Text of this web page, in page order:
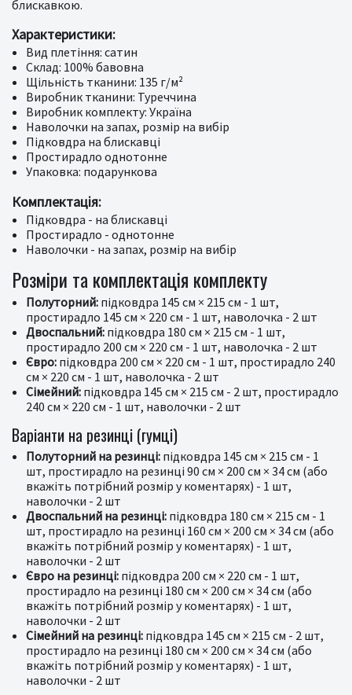
блискавкою.
Характеристики:
Вид плетіння: сатин
Склад: 100% бавовна
Щільність тканини: 135 г/м²
Виробник тканини: Туреччина
Виробник комплекту: Україна
Наволочки на запах, розмір на вибір
Підковдра на блискавці
Простирадло однотонне
Упаковка: подарункова
Комплектація:
Підковдра - на блискавці
Простирадло - однотонне
Наволочки - на запах, розмір на вибір
Розміри та комплектація комплекту
Полуторний: підковдра 145 см × 215 см - 1 шт,
простирадло 145 см × 220 см - 1 шт, наволочка - 2 шт
Двоспальний: підковдра 180 см × 215 см - 1 шт,
простирадло 200 см × 220 см - 1 шт, наволочка - 2 шт
Євро: підковдра 200 см × 220 см - 1 шт, простирадло 240
см × 220 см - 1 шт, наволочка - 2 шт
Сімейний: підковдра 145 см × 215 см - 2 шт, простирадло
240 см × 220 см - 1 шт, наволочки - 2 шт
Варіанти на резинці (гумці)
Полуторний на резинці: підковдра 145 см × 215 см - 1
шт, простирадло на резинці 90 см × 200 см × 34 см (або
вкажіть потрібний розмір у коментарях) - 1 шт,
наволочки - 2 шт
Двоспальний на резинці: підковдра 180 см × 215 см - 1
шт, простирадло на резинці 160 см × 200 см × 34 см (або
вкажіть потрібний розмір у коментарях) - 1 шт,
наволочки - 2 шт
Євро на резинці: підковдра 200 см × 220 см - 1 шт,
простирадло на резинці 180 см × 200 см × 34 см (або
вкажіть потрібний розмір у коментарях) - 1 шт,
наволочки - 2 шт
Сімейний на резинці: підковдра 145 см × 215 см - 2 шт,
простирадло на резинці 180 см × 200 см × 34 см (або
вкажіть потрібний розмір у коментарях) - 1 шт,
наволочки - 2 шт